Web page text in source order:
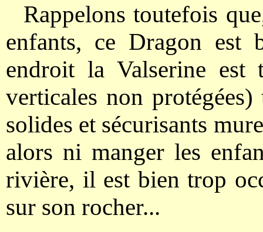
Rappelons toutefois
enfants, ce Dragon est
endroit la Valserine est
verticales non
solides et sécurisants
alors ni manger les
rivière, il est bien trop
sur son rocher...